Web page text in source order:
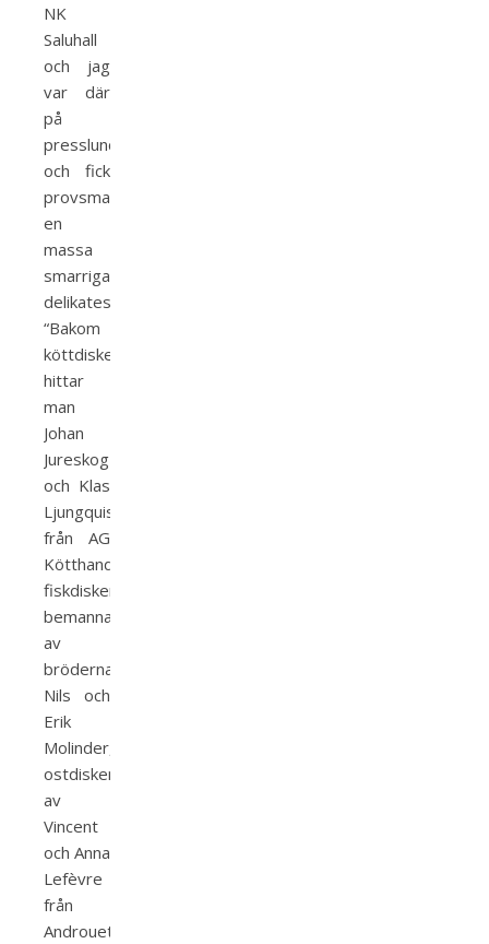
NK
Saluhall
och jag
var där
på
presslunch
och fick
provsmaka
en
massa
smarriga
delikatesser.
“Bakom
köttdisken
hittar
man
Johan
Jureskog
och Klas
Ljungquist
från AG
Kötthandel,
fiskdisken
bemannas
av
bröderna
Nils och
Erik
Molinder,
ostdisken
av
Vincent
och Anna
Lefèvre
från
Androuet